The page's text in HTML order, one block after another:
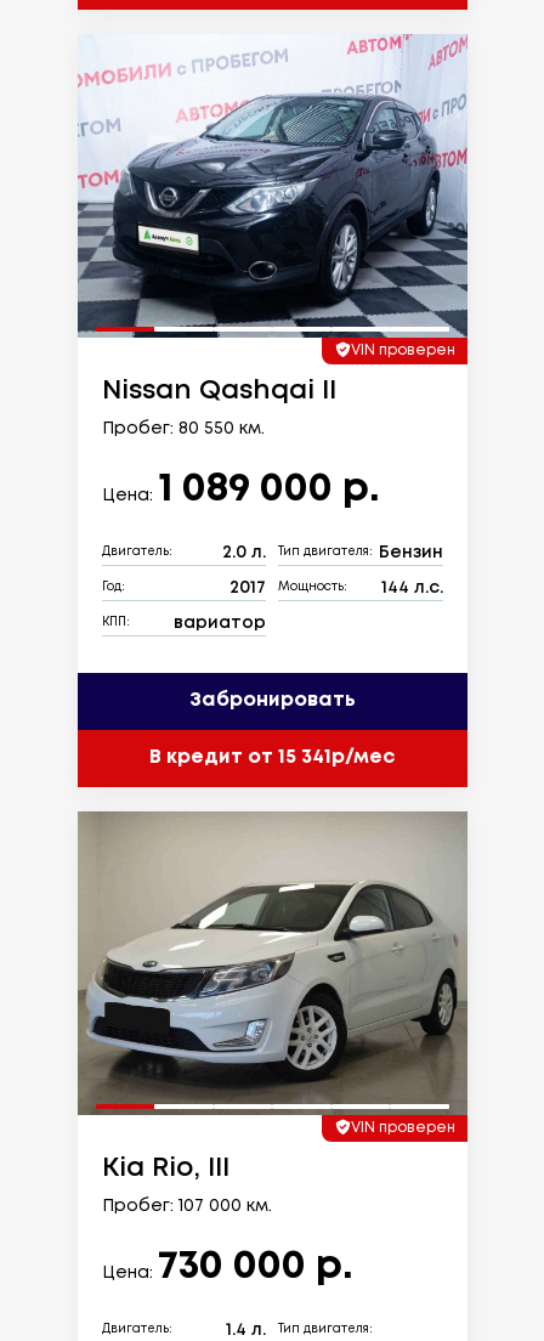
VIN проверен
Nissan Qashqai II
Пробег: 80 550 км.
Цена: 1 089 000 р.
Двигатель: 2.0 л. Тип двигателя: Бензин
Год: 2017 Мощность: 144 л.с.
КПП: вариатор
Забронировать
В кредит от 15 341р/мес
VIN проверен
Kia Rio, III
Пробег: 107 000 км.
Цена: 730 000 р.
Двигатель: 1.4 л. Тип двигателя: